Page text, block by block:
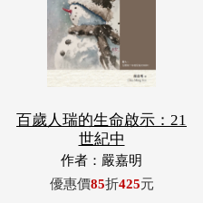
百歲人瑞的生命啟示：21
世紀中
作者：嚴嘉明
優惠價85折425元